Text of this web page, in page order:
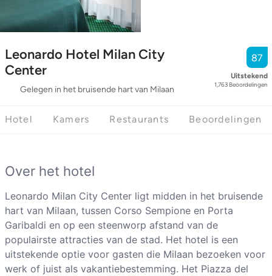
Leonardo Hotel Milan City
Center
Gelegen in het bruisende hart van Milaan
87
Uitstekend
1,763 Beoordelingen
Hotel Kamers Restaurants Beoordelingen
Over het hotel
Leonardo Milan City Center ligt midden in het bruisende
hart van Milaan, tussen Corso Sempione en Porta
Garibaldi en op een steenworp afstand van de
populairste attracties van de stad. Het hotel is een
uitstekende optie voor gasten die Milaan bezoeken voor
werk of juist als vakantiebestemming. Het Piazza del